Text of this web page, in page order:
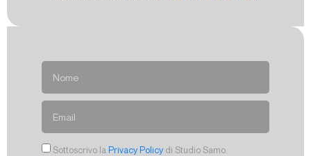
Sottoscrivo la Privacy Policy di Studio Samo.